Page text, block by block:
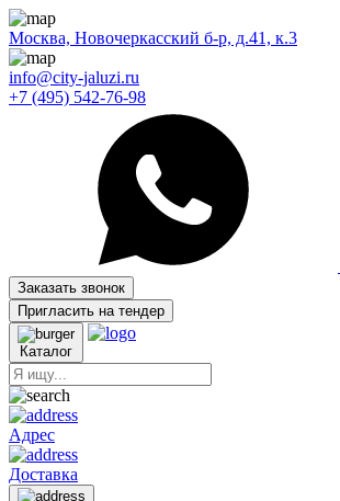
Москва, Новочеркасский б-р, д.41, к.3
info@city-jaluzi.ru
+7 (495) 542-76-98
Заказать звонок
Пригласить на тендер
Каталог
Адрес
Доставка